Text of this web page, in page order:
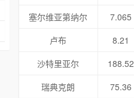
塞尔维亚第纳尔
7.065
卢布
8.21
沙特里亚尔
188.52
瑞典克朗
75.36